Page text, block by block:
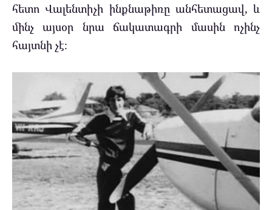
հետո Վալենտիչի ինքնաթիռը անհետացավ, և
մինչ այսօր նրա ճակատագրի մասին ոչինչ
հայտնի չէ։